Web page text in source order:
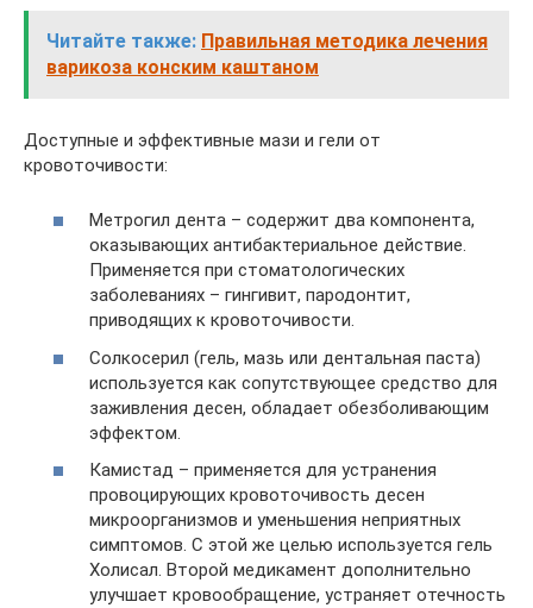
Читайте также: Правильная методика лечения
варикоза конским каштаном
Доступные и эффективные мази и гели от
кровоточивости:
Метрогил дента – содержит два компонента,
оказывающих антибактериальное действие.
Применяется при стоматологических
заболеваниях – гингивит, пародонтит,
приводящих к кровоточивости.
Солкосерил (гель, мазь или дентальная паста)
используется как сопутствующее средство для
заживления десен, обладает обезболивающим
эффектом.
Камистад – применяется для устранения
провоцирующих кровоточивость десен
микроорганизмов и уменьшения неприятных
симптомов. С этой же целью используется гель
Холисал. Второй медикамент дополнительно
улучшает кровообращение, устраняет отечность